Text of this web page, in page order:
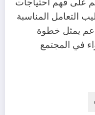
التعامل المناسبة
يمثل خطوة
في المجتمع